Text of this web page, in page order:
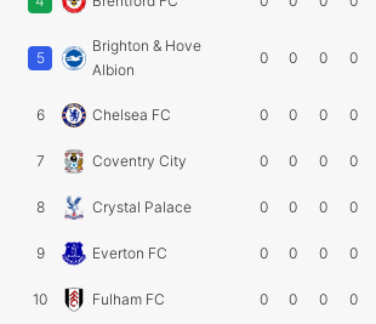
5
Brighton & Hove
Albion
0 0 0 0
6 Chelsea FC 0 0 0 0
7 Coventry City 0 0 0 0
8 Crystal Palace 0 0 0 0
9 Everton FC 0 0 0 0
10 Fulham FC 0 0 0 0